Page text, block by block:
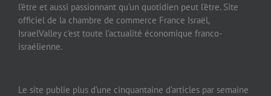
l’être et aussi passionnant qu’un quotidien peut l’être. Site
officiel de la chambre de commerce France Israël,
IsraelValley c’est toute l’actualité économique franco-
israélienne.
Le site publie plus d’une cinquantaine d’articles par semaine